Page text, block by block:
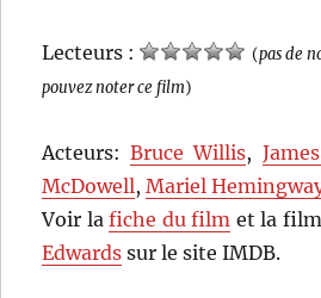
Lecteurs : (pas de
pouvez noter ce film)
Acteurs:Bruce Willis,
McDowell,Mariel
Voir lafiche du film et la
Edwards sur le site IMDB.